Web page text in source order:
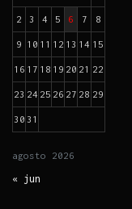
agosto 2026
2 3 4 5 6 7 8
9 10 11 12 13 14 15
16 17 18 19 20 21 22
23 24 25 26 27 28 29
30 31
« jun